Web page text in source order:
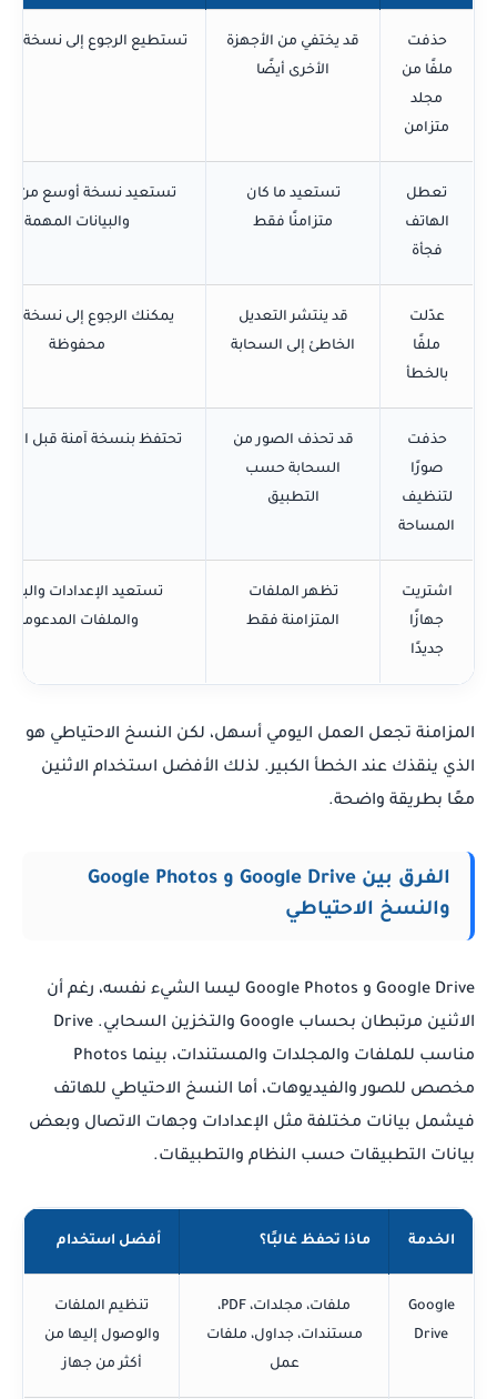
حذفت
ملفًا من
مجلد
متزامن
قد يختفي من الأجهزة
الأخرى أيضًا
تستطيع الرجوع إلى نسخة
تعطل
الهاتف
فجأة
تستعيد ما كان
متزامنًا فقط
تستعيد نسخة أوسع من
والبيانات المهمة
عدّلت
ملفًا
بالخطأ
قد ينتشر التعديل
الخاطئ إلى السحابة
يمكنك الرجوع إلى نسخة
محفوظة
حذفت
صورًا
لتنظيف
المساحة
قد تحذف الصور من
السحابة حسب
التطبيق
تحتفظ بنسخة آمنة قبل
اشتريت
جهازًا
جديدًا
تظهر الملفات
المتزامنة فقط
تستعيد الإعدادات
والملفات المدعومة
المزامنة تجعل العمل اليومي أسهل، لكن النسخ الاحتياطي هو
الذي ينقذك عند الخطأ الكبير. لذلك الأفضل استخدام الاثنين
معًا بطريقة واضحة.
الفرق بين Google Drive و Google Photos
والنسخ الاحتياطي
Google Drive و Google Photos ليسا الشيء نفسه، رغم أن
الاثنين مرتبطان بحساب Google والتخزين السحابي. Drive
مناسب للملفات والمجلدات والمستندات، بينما Photos
مخصص للصور والفيديوهات، أما النسخ الاحتياطي للهاتف
فيشمل بيانات مختلفة مثل الإعدادات وجهات الاتصال وبعض
بيانات التطبيقات حسب النظام والتطبيقات.
الخدمة ماذا تحفظ غالبًا؟ أفضل استخدام
Google
Drive
ملفات، مجلدات، PDF،
مستندات، جداول، ملفات
عمل
تنظيم الملفات
والوصول إليها من
أكثر من جهاز